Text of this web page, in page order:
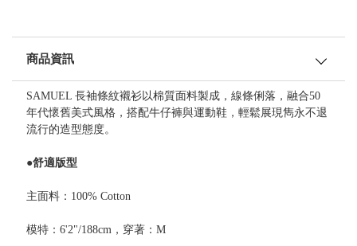
商品資訊
SAMUEL 長袖條紋襯衫以棉質面料製成，線條俐落，融合50
年代懷舊美式風格，搭配牛仔褲與運動鞋，輕鬆展現雋永不退
流行的造型態度。
●舒適版型
主面料：100% Cotton
模特：6'2"/188cm，穿著：M